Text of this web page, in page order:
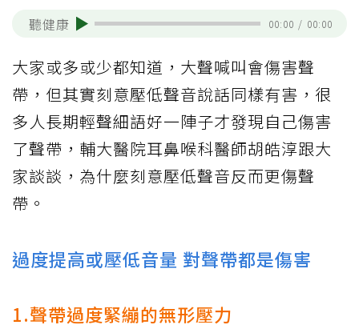
聽健康 00:00 / 00:00
大家或多或少都知道，大聲喊叫會傷害聲
帶，但其實刻意壓低聲音說話同樣有害，很
多人長期輕聲細語好一陣子才發現自己傷害
了聲帶，輔大醫院耳鼻喉科醫師胡皓淳跟大
家談談，為什麼刻意壓低聲音反而更傷聲
帶。
過度提高或壓低音量 對聲帶都是傷害
1.聲帶過度緊繃的無形壓力